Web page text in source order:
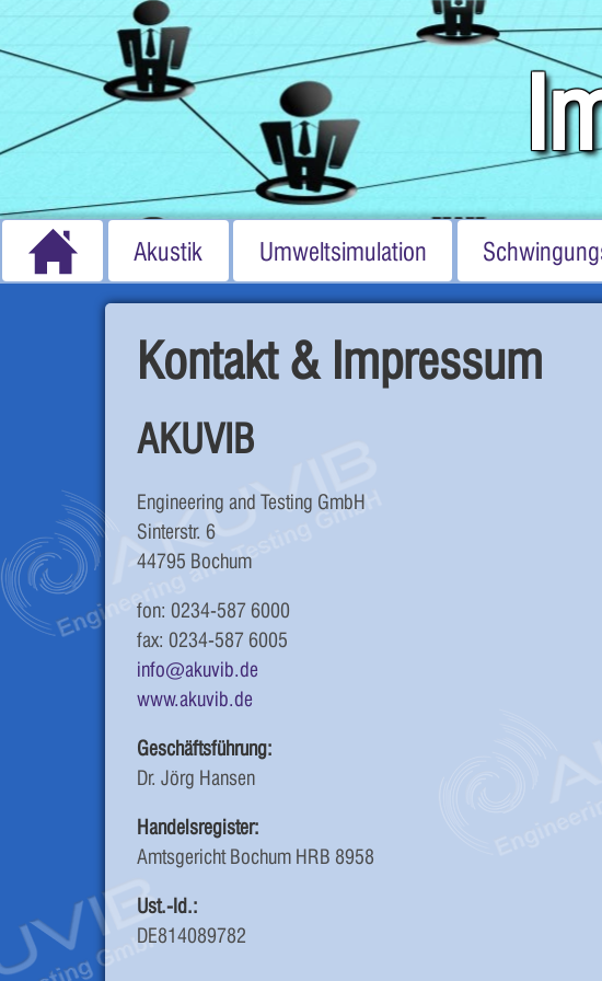
Akustik Umweltsimulation
Kontakt & Impressum
AKUVIB
Engineering and Testing GmbH
Sinterstr. 6
44795 Bochum
fon: 0234-587 6000
fax: 0234-587 6005
info@akuvib.de
www.akuvib.de
Geschäftsführung:
Dr. Jörg Hansen
Handelsregister:
Amtsgericht Bochum HRB 8958
Ust.-Id.:
DE814089782